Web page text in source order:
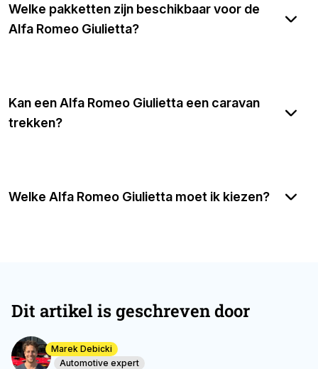
Welke pakketten zijn beschikbaar voor de
Alfa Romeo Giulietta?
Kan een Alfa Romeo Giulietta een caravan
trekken?
Welke Alfa Romeo Giulietta moet ik kiezen?
Dit artikel is geschreven door
Marek Debicki
Automotive expert